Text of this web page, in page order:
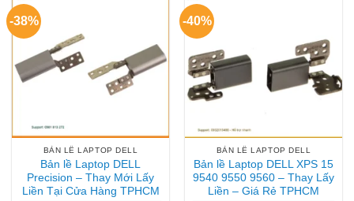
-38%
BẢN LỀ LAPTOP DELL
Bản lề Laptop DELL
Precision – Thay Mới Lấy
Liền Tại Cửa Hàng TPHCM
-40%
BẢN LỀ LAPTOP DELL
Bản lề Laptop DELL XPS 15
9540 9550 9560 – Thay Lấy
Liền – Giá Rẻ TPHCM